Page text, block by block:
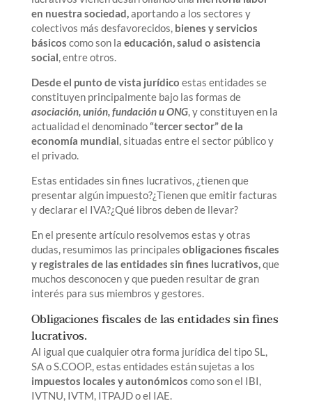
en nuestra sociedad, aportando a los sectores y
colectivos más desfavorecidos, bienes y servicios
básicos como son la educación, salud o asistencia
social , entre otros.
Desde el punto de vista jurídico estas entidades se
constituyen principalmente bajo las formas de
asociación, unión, fundación u ONG, y constituyen en la
actualidad el denominado“tercer sector” de la
economía mundial , situadas entre el sector público y
el privado.
Estas entidades sin fines lucrativos, ¿tienen que
presentar algún impuesto?¿Tienen que emitir facturas
y declarar el IVA?¿Qué libros deben de llevar?
En el presente artículo resolvemos estas y otras
dudas, resumimos las principales obligaciones fiscales
y registrales de las entidades sin fines lucrativos, que
muchos desconocen y que pueden resultar de gran
interés para sus miembros y gestores.
Obligaciones fiscales de las entidades sin fines
lucrativos.
Al igual que cualquier otra forma jurídica del tipo SL,
SA o S.COOP., estas entidades están sujetas a los
impuestos locales y autonómicos como son el IBI,
IVTNU, IVTM, ITPAJD o el IAE.